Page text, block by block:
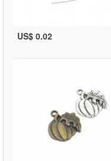
US$ 0.02